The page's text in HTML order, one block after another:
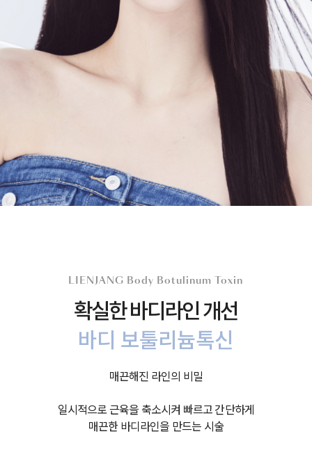
LIENJANG Body Botulinum Toxin
확실한 바디라인 개선
바디 보툴리늄톡신
매끈해진 라인의 비밀
일시적으로 근육을 축소시켜 빠르고 간단하게
매끈한 바디라인을 만드는 시술